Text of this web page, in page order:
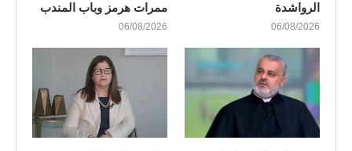
الرواشدة
06/08/2026
ممرات هرمز وباب المندب
06/08/2026